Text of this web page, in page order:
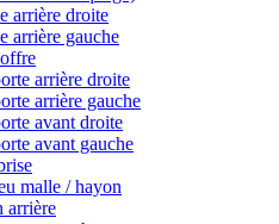
arrière droite
arrière gauche
arrière droite
arrière gauche
avant droite
avant gauche
malle / hayon
arrière